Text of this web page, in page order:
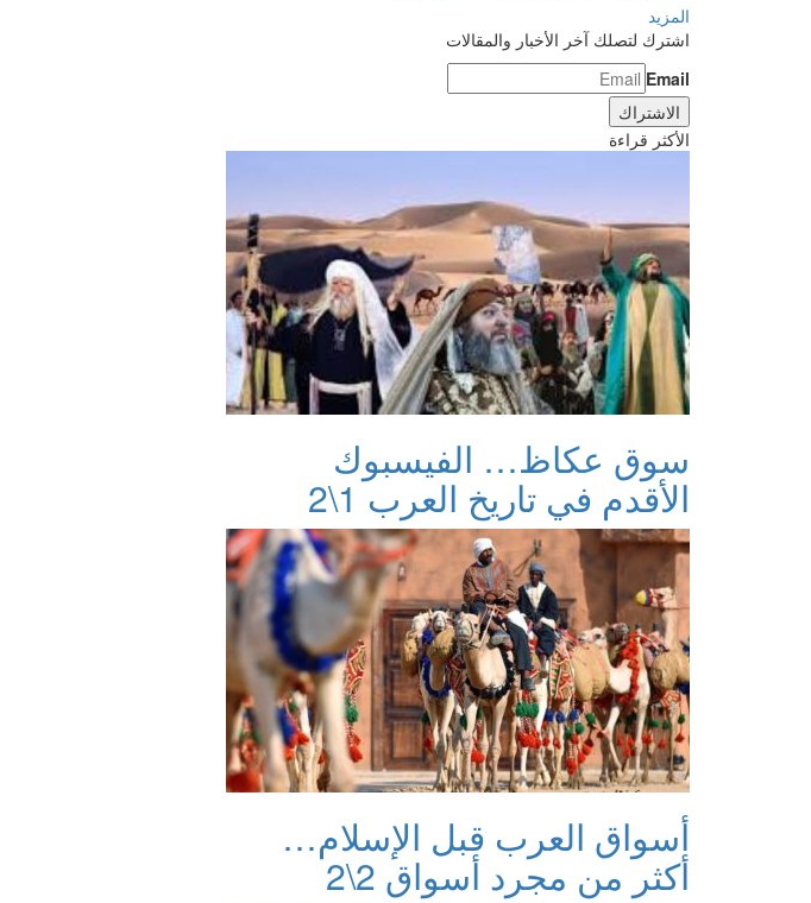
المزيد
اشترك لتصلك آخر الأخبار والمقالات
Email
الأكثر قراءة
سوق عكاظ… الفيسبوك
الأقدم في تاريخ العرب 1\2
أسواق العرب قبل الإسلام…
أكثر من مجرد أسواق 2\2